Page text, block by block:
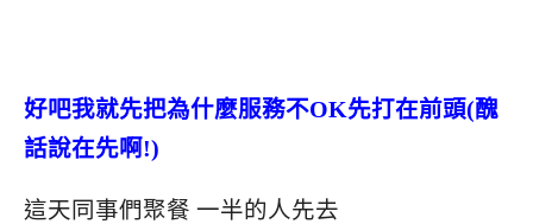
好吧我就先把為什麼服務不OK先打在前頭(醜
話說在先啊!)
這天同事們聚餐 一半的人先去